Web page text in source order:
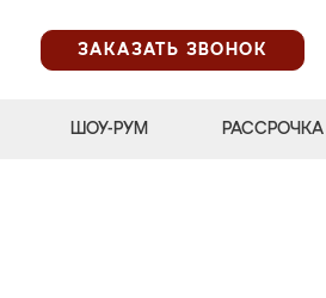
ЗАКАЗАТЬ ЗВОНОК
ШОУ-РУМ РАССРОЧКА